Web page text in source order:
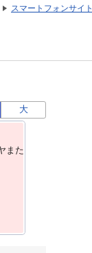
スマートフォンサイト
大
また